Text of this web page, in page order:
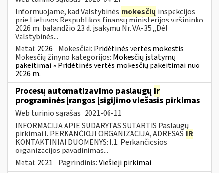
Informuojame, kad Valstybinės mokesčių inspekcijos
prie Lietuvos Respublikos finansų ministerijos viršininko
2026 m. balandžio 23 d. įsakymu Nr. VA-35 „Dėl
Valstybinės...
Metai: 2026 Mokesčiai: Pridėtinės vertės mokestis
Mokesčių žinyno kategorijos: Mokesčių įstatymų
pakeitimai » Pridėtinės vertės mokesčių pakeitimai nuo
2026 m.
Procesų automatizavimo paslaugų ir
programinės įrangos įsigijimo viešasis pirkimas
Web turinio sąrašas 2021-06-11
INFORMACIJA APIE SUDARYTAS SUTARTIS Paslaugų
pirkimai I. PERKANČIOJI ORGANIZACIJA, ADRESAS IR
KONTAKTINIAI DUOMENYS: I.1. Perkančiosios
organizacijos pavadinimas...
Metai: 2021 Pagrindinis:Viešieji pirkimai